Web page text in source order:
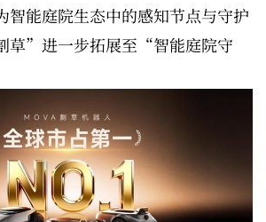
智能庭院生态中的感知节点与守护
草”进一步拓展至“智能庭院守